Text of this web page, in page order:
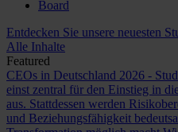
Board
Entdecken Sie unsere neuesten
Alle Inhalte
Featured
CEOs in Deutschland 2026 -
einst zentral für den Einstieg in
aus. Stattdessen werden
und Beziehungsfähigkeit